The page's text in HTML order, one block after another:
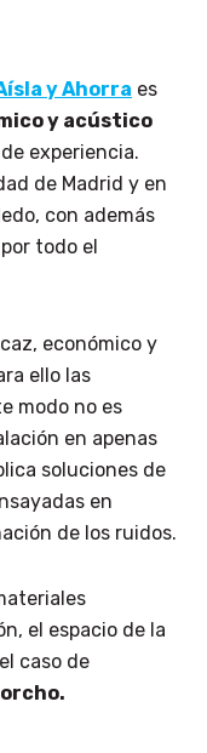
y Ahorra es
y acústico
experiencia.
de Madrid y en
con además
por todo el
económico y
ello las
modo no es
en apenas
soluciones de
en
de los ruidos.
el espacio de la
caso de